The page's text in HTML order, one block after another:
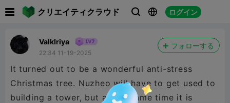
クリエイティクラウド   ログイン
ValkIriya
22:34 11-19-2025
フォローする
It turned out to be a wonderful anti-stress
Christmas tree. Nuzheo will have to get used to
building a tower, but at the same time it is